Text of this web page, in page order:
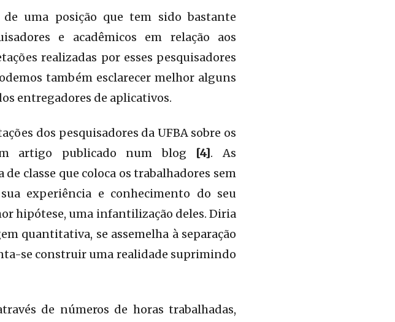
uma posição que tem sido bastante
e acadêmicos em relação aos
realizadas por esses pesquisadores
também esclarecer melhor alguns
entregadores de aplicativos.
dos pesquisadores da UFBA sobre os
artigo publicado num blog [4]. As
classe que coloca os trabalhadores sem
experiência e conhecimento do seu
hipótese, uma infantilização deles. Diria
quantitativa, se assemelha à separação
se construir uma realidade suprimindo
de números de horas trabalhadas,